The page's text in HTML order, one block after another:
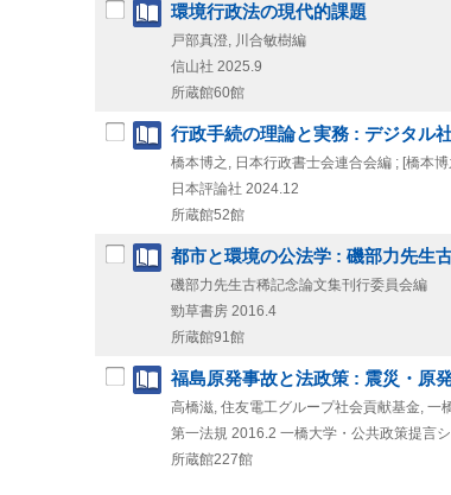
環境行政法の現代的課題
戸部真澄, 川合敏樹編
信山社 2025.9
所蔵館60館
行政手続の理論と実務 : デジタル
橋本博之, 日本行政書士会連合会編 ; [橋本
日本評論社 2024.12
所蔵館52館
都市と環境の公法学 : 磯部力先生
磯部力先生古稀記念論文集刊行委員会編
勁草書房 2016.4
所蔵館91館
福島原発事故と法政策 : 震災・原
高橋滋, 住友電工グループ社会貢献基金, 一
第一法規 2016.2 一橋大学・公共政策提言
所蔵館227館